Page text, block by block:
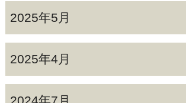
2025年5月
2025年4月